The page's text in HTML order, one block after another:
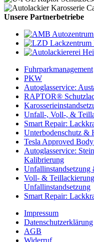
Unsere Partnerbetriebe
Fuhrparkmanagement
PKW
Autoglasservice:
RAPTOR®
Unfall-, Voll-, &
Smart Repair:
Unterbodenschutz &
Tesla Approved
Autoglasservice:
Kalibrierung
Unfallinstandsetzung
Voll- &
Unfallinstandsetzung
Smart Repair:
Impressum
Datenschutzerklärung
AGB